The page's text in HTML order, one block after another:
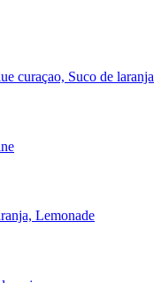
curaçao, Suco de laranja
Lemonade